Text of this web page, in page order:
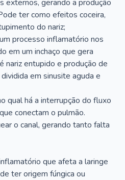
externos, gerando a produção
ter como efeitos coceira,
do nariz;
processo inflamatório nos
em um inchaço que gera
nariz entupido e produção de
em sinusite aguda e
qual há a interrupção do fluxo
conectam o pulmão.
o canal, gerando tanto falta
que afeta a laringe
ter origem fúngica ou